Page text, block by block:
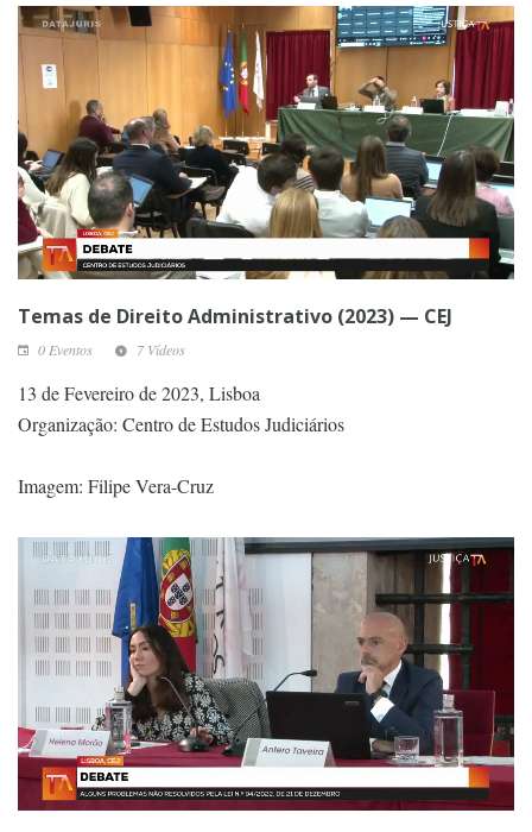
Temas de Direito Administrativo (2023) — CEJ
0 Eventos 7 Vídeos
13 de Fevereiro de 2023, Lisboa
Organização: Centro de Estudos Judiciários
Imagem: Filipe Vera-Cruz